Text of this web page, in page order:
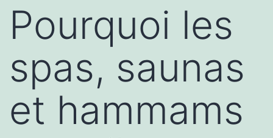
Pourquoi les
spas, saunas
et hammams